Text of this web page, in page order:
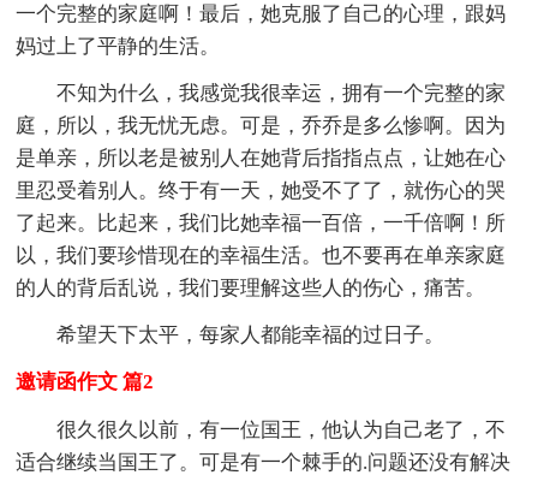
一个完整的家庭啊！最后，她克服了自己的心理，跟妈
妈过上了平静的生活。
不知为什么，我感觉我很幸运，拥有一个完整的家
庭，所以，我无忧无虑。可是，乔乔是多么惨啊。因为
是单亲，所以老是被别人在她背后指指点点，让她在心
里忍受着别人。终于有一天，她受不了了，就伤心的哭
了起来。比起来，我们比她幸福一百倍，一千倍啊！所
以，我们要珍惜现在的幸福生活。也不要再在单亲家庭
的人的背后乱说，我们要理解这些人的伤心，痛苦。
希望天下太平，每家人都能幸福的过日子。
邀请函作文 篇2
很久很久以前，有一位国王，他认为自己老了，不
适合继续当国王了。可是有一个棘手的.问题还没有解决